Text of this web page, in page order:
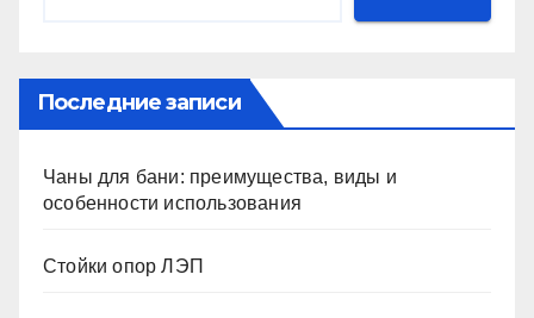
Последние записи
Чаны для бани: преимущества, виды и
особенности использования
Стойки опор ЛЭП